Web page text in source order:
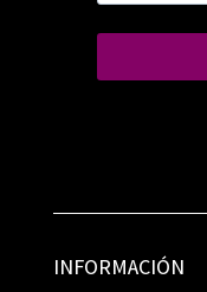
INFORMACIÓN